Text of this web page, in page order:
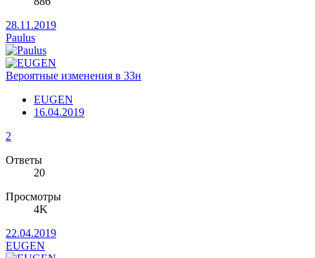
28.11.2019
Paulus
Вероятные изменения в 33н
EUGEN
16.04.2019
2
Ответы
20
Просмотры
4K
22.04.2019
EUGEN